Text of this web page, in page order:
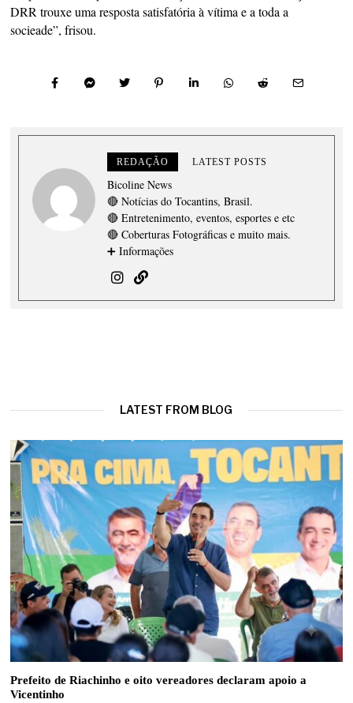
DRR trouxe uma resposta satisfatória à vítima e a toda a
socieade”, frisou.
REDAÇÃO LATEST POSTS
Bicoline News
🔴 Notícias do Tocantins, Brasil.
🔴 Entretenimento, eventos, esportes e etc
🔴 Coberturas Fotográficas e muito mais.
➕ Informações
LATEST FROM BLOG
Prefeito de Riachinho e oito vereadores declaram apoio a
Vicentinho